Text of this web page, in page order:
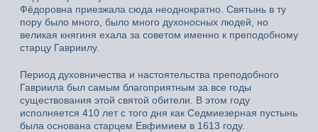
Фёдоровна приезжала сюда неоднократно. Святынь в ту
пору было много, было много духоносных людей, но
великая княгиня ехала за советом именно к преподобному
старцу Гавриилу.
Период духовничества и настоятельства преподобного
Гавриила был самым благоприятным за все годы
существования этой святой обители. В этом году
исполняется 410 лет с того дня как Седмиезерная пустынь
была основана старцем Евфимием в 1613 году.